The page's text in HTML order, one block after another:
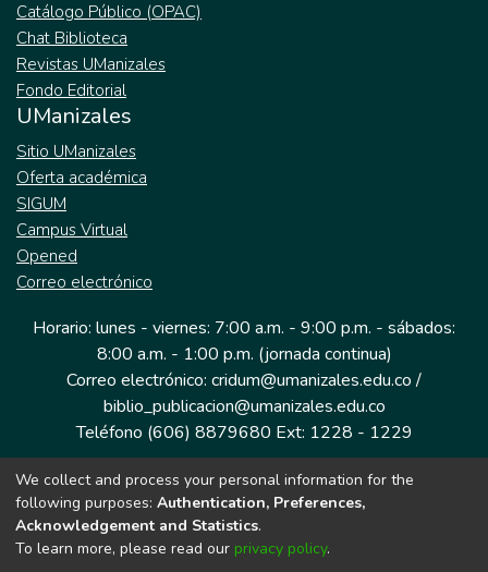
Catálogo Público (OPAC)
Chat Biblioteca
Revistas UManizales
Fondo Editorial
UManizales
Sitio UManizales
Oferta académica
SIGUM
Campus Virtual
Opened
Correo electrónico
Horario: lunes - viernes: 7:00 a.m. - 9:00 p.m. - sábados:
8:00 a.m. - 1:00 p.m. (jornada continua)
Correo electrónico: cridum@umanizales.edu.co /
biblio_publicacion@umanizales.edu.co
Teléfono (606) 8879680 Ext: 1228 - 1229
Dirección: Cra 9 a # 19-03 Edificio histórico, piso 1
Manizales, Caldas
Colombia.
We collect and process your personal information for the
following purposes: Authentication, Preferences,
Acknowledgement and Statistics.
To learn more, please read our privacy policy.